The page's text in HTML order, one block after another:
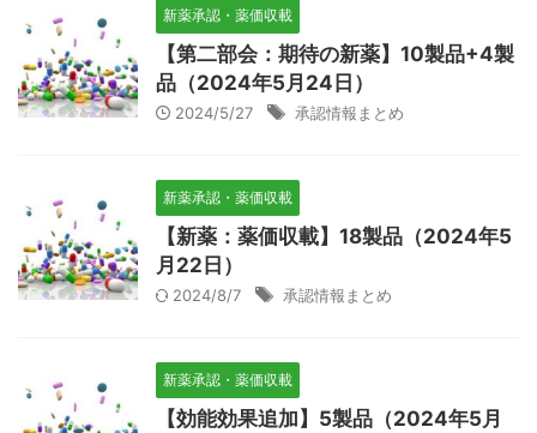
新薬承認・薬価収載
【第二部会：期待の新薬】10製品+4製
品（2024年5月24日）
2024/5/27 承認情報まとめ
新薬承認・薬価収載
【新薬：薬価収載】18製品（2024年5
月22日）
2024/8/7 承認情報まとめ
新薬承認・薬価収載
【効能効果追加】5製品（2024年5月